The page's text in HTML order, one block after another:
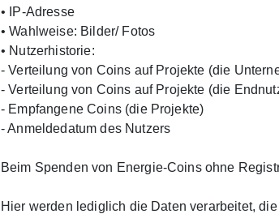
• IP-Adresse
• Wahlweise: Bilder/ Fotos
• Nutzerhistorie:
- Verteilung von Coins auf Projekte (die
- Verteilung von Coins auf Projekte (die
- Empfangene Coins (die Projekte)
- Anmeldedatum des Nutzers
Beim Spenden von Energie-Coins ohne
Hier werden lediglich die Daten verarbeitet,